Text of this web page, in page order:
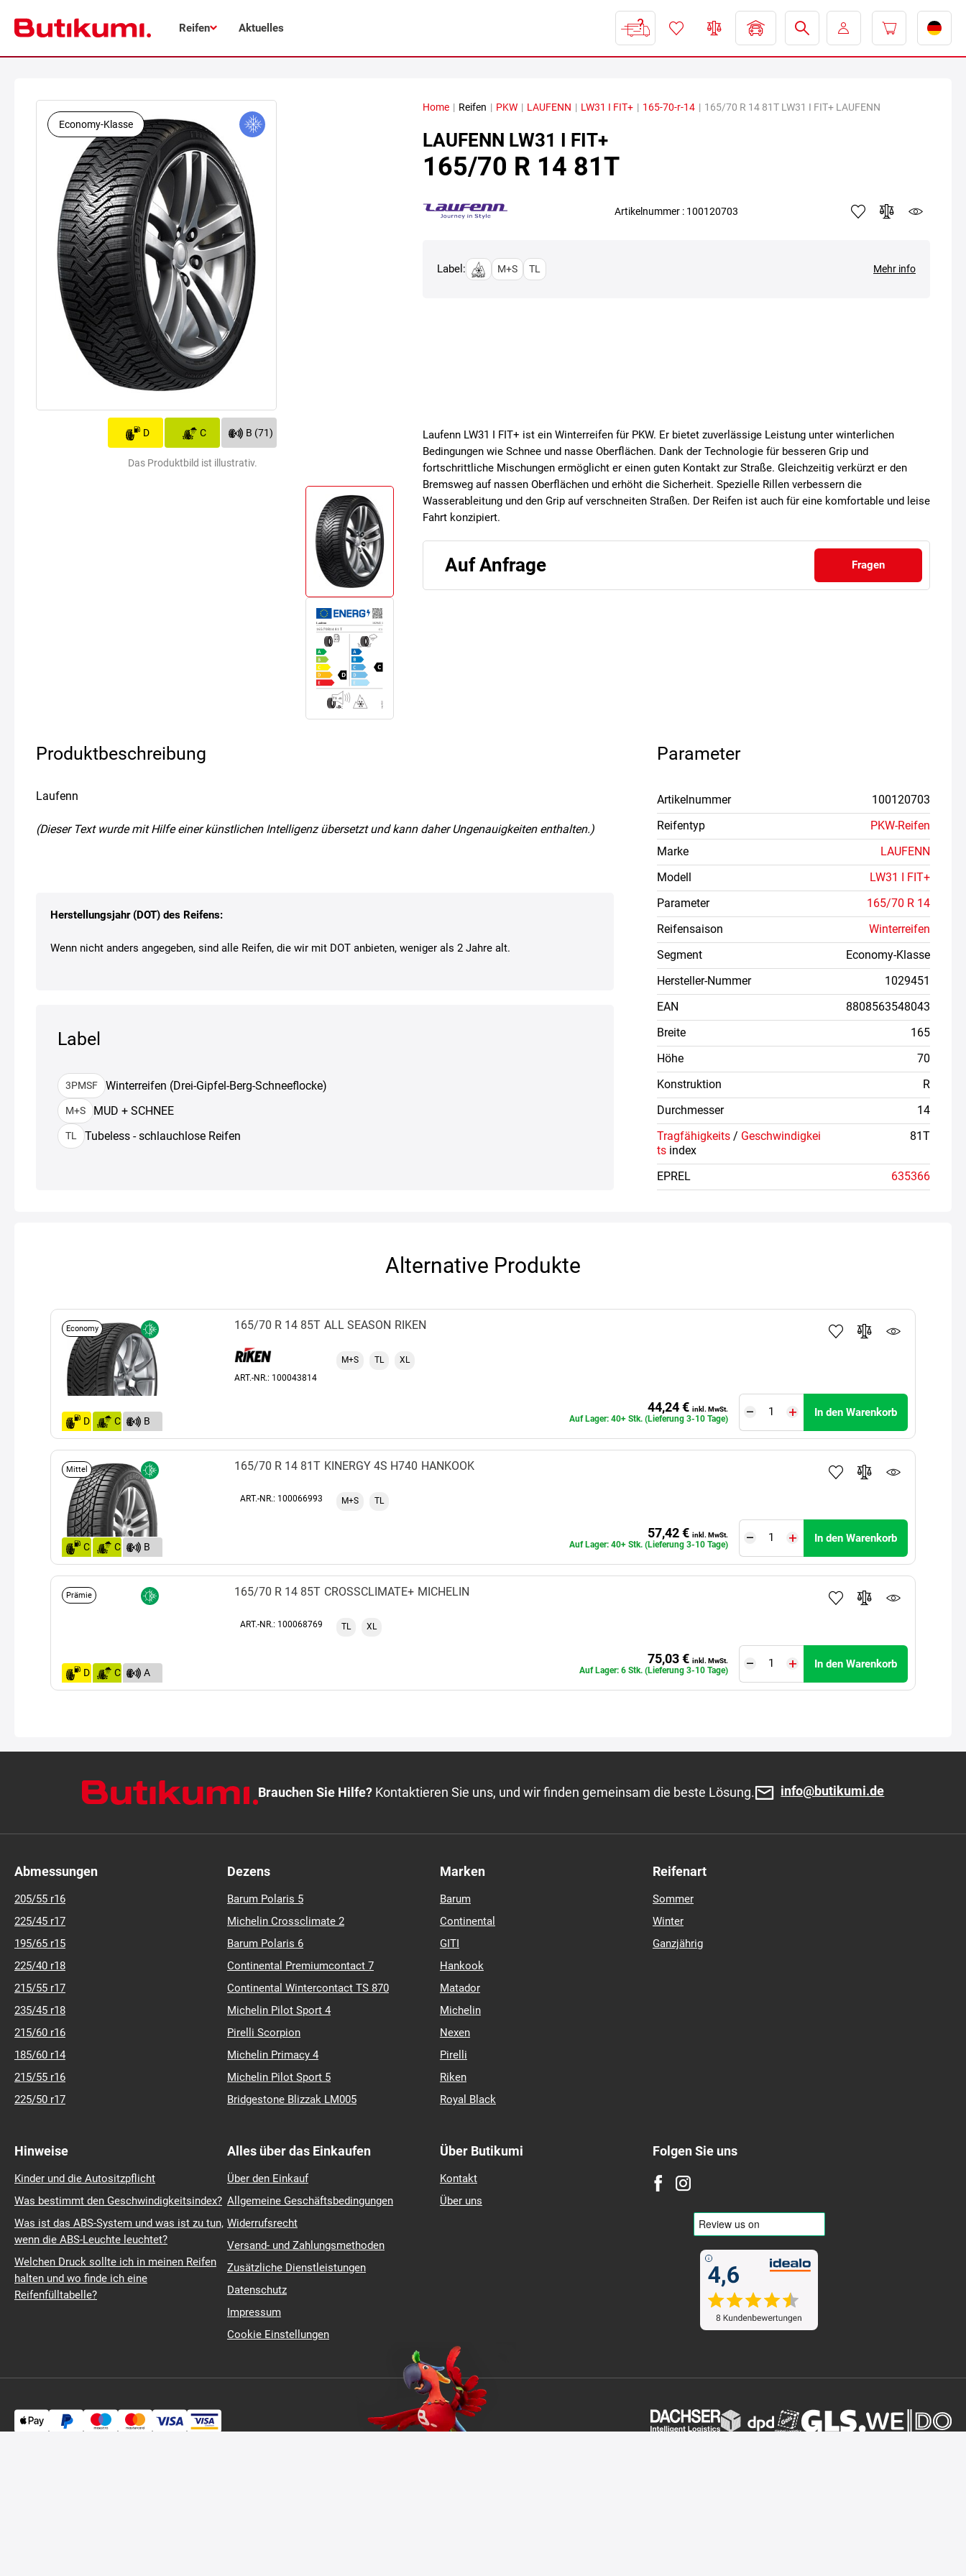
Reifen Aktuelles
Economy-Klasse
D C B (71)
Das Produktbild ist illustrativ.
Home | Reifen | PKW | LAUFENN | LW31 I FIT+ | 165-70-r-14 | 165/70 R 14 81T LW31 I FIT+ LAUFENN
LAUFENN LW31 I FIT+
165/70 R 14 81T
Artikelnummer : 100120703
Label: M+S TL Mehr info
Laufenn LW31 I FIT+ ist ein Winterreifen für PKW. Er bietet zuverlässige Leistung unter winterlichen
Bedingungen wie Schnee und nasse Oberflächen. Dank der Technologie für besseren Grip und
fortschrittliche Mischungen ermöglicht er einen guten Kontakt zur Straße. Gleichzeitig verkürzt er den
Bremsweg auf nassen Oberflächen und erhöht die Sicherheit. Spezielle Rillen verbessern die
Wasserableitung und den Grip auf verschneiten Straßen. Der Reifen ist auch für eine komfortable und leise
Fahrt konzipiert.
Auf Anfrage Fragen
Produktbeschreibung
Laufenn
(Dieser Text wurde mit Hilfe einer künstlichen Intelligenz übersetzt und kann daher Ungenauigkeiten enthalten.)
Herstellungsjahr (DOT) des Reifens:
Wenn nicht anders angegeben, sind alle Reifen, die wir mit DOT anbieten, weniger als 2 Jahre alt.
Label
3PMSF Winterreifen (Drei-Gipfel-Berg-Schneeflocke)
M+S MUD + SCHNEE
TL Tubeless - schlauchlose Reifen
Parameter
Artikelnummer
100120703
Reifentyp
PKW-Reifen
Marke
LAUFENN
Modell
LW31 I FIT+
Parameter
165/70 R 14
Reifensaison
Winterreifen
Segment
Economy-Klasse
Hersteller-Nummer
1029451
EAN
8808563548043
Breite
165
Höhe
70
Konstruktion
R
Durchmesser
14
Tragfähigkeits / Geschwindigkei
ts index
81T
EPREL 635366
Alternative Produkte
Economy
D C
B
(69)
RIKEN
ALL SEASON
165/70 R 14 85T
ART.-NR.: 100043814
M+S TL
44,24 € inkl. MwSt.
Auf Lager: 40+ Stk. (Lieferung 3-10 Tage) In den Warenkorb
Mittel
C C
B
(69)
HANKOOK
KINERGY 4S H740
165/70 R 14 81T
M+S
57,42 €inkl. MwSt.
Prämie
In den Warenkorb
Abmessungen
205/55 r16
225/45 r17
195/65 r15
225/40 r18
215/55 r17
235/45 r18
215/60 r16
185/60 r14
215/55 r16
Dezens
Barum Polaris 5
Michelin Crossclimate 2
Barum Polaris 6
Continental Premiumcontact 7
Continental Wintercontact TS 870
Michelin Pilot Sport 4
Pirelli Scorpion
Michelin Primacy 4
Michelin Pilot Sport 5
Marken
Barum
Continental
GITI
Hankook
Matador
Michelin
Nexen
Pirelli
Riken
Reifenart
Sommer
Winter
Hinweise
Kinder und die Autositzpflicht
Was bestimmt den Geschwindigkeitsindex?
Was ist das ABS-System und was ist zu tun,
wenn die ABS-Leuchte leuchtet?
Welchen Druck sollte ich in meinen Reifen
halten und wo finde ich eine
Alles über das Einkaufen
Über den Einkauf
Allgemeine Geschäftsbedingungen
Widerrufsrecht
Versand- und Zahlungsmethoden
Zusätzliche Dienstleistungen
Datenschutz
Impressum
Über Butikumi
Kontakt
Folgen Sie uns